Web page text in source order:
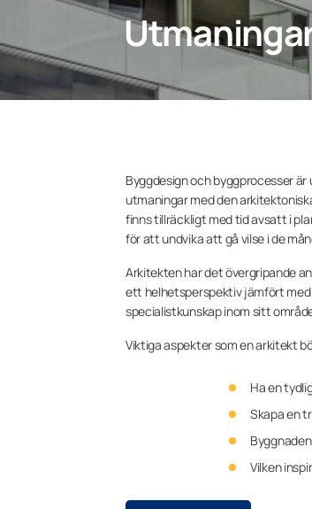
Byggdesign och byggprocesser
utmaningar med den
finns tillräckligt med tid avsatt i
för att undvika att gå vilse i de
Arkitekten har det övergripande
ett helhetsperspektiv jämfört
specialistkunskap inom sitt
Viktiga aspekter som en arkitekt
Ha en
Skapa en
Vilken